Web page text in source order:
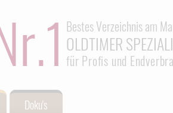
Bestes Verzeichnis am
OLDTIMER
für Profis und
Doku's